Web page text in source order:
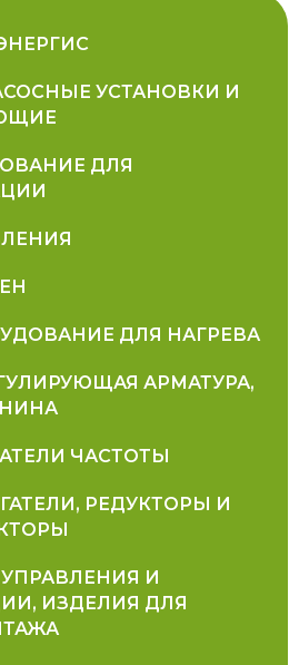
УСТАНОВКИ И
ДЛЯ
ДЛЯ НАГРЕВА
АРМАТУРА,
ЧАСТОТЫ
РЕДУКТОРЫ И
И
ИЗДЕЛИЯ ДЛЯ